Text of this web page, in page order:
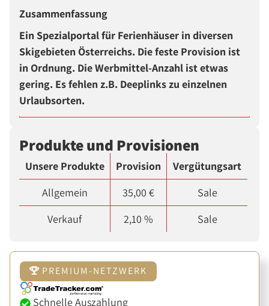
Zusammenfassung
Ein Spezialportal für Ferienhäuser in diversen
Skigebieten Österreichs. Die feste Provision ist
in Ordnung. Die Werbmittel-Anzahl ist etwas
gering. Es fehlen z.B. Deeplinks zu einzelnen
Urlaubsorten.
Produkte und Provisionen
Unsere Produkte Provision
Vergütungsart
Allgemein
35,00 €
Sale
Verkauf
2,10 % Sale
PREMIUM-NETZWERK
Schnelle Auszahlung